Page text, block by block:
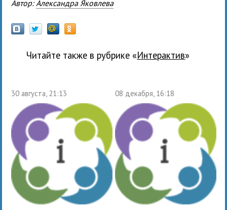
Автор: Александра Яковлева
Читайте также в рубрике « Интерактив»
30 августа, 21:13 08 декабря, 16:18